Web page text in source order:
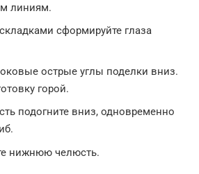
линиям.
сформируйте глаза
острые углы поделки вниз.
горой.
подогните вниз, одновременно
нижнюю челюсть.